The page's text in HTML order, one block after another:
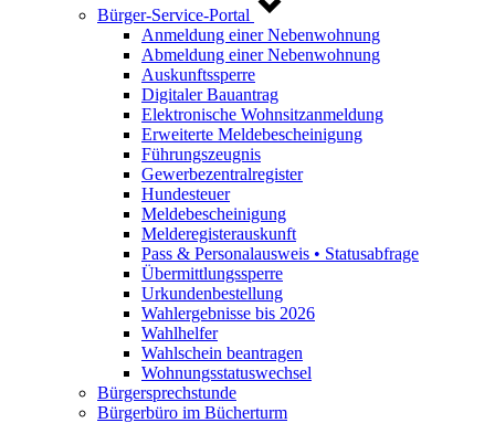
Bürger-Service-Portal
Anmeldung einer Nebenwohnung
Abmeldung einer Nebenwohnung
Auskunftssperre
Digitaler Bauantrag
Elektronische Wohnsitzanmeldung
Erweiterte Meldebescheinigung
Führungszeugnis
Gewerbezentralregister
Hundesteuer
Meldebescheinigung
Melderegisterauskunft
Pass & Personalausweis • Statusabfrage
Übermittlungssperre
Urkundenbestellung
Wahlergebnisse bis 2026
Wahlhelfer
Wahlschein beantragen
Wohnungsstatuswechsel
Bürgersprechstunde
Bürgerbüro im Bücherturm